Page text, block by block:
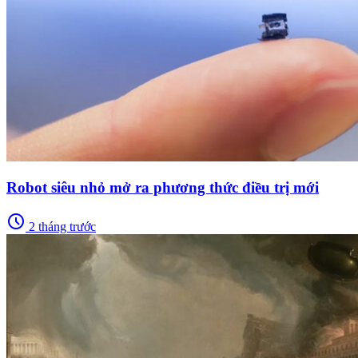
Robot siêu nhỏ mở ra phương thức điều trị mới
schedule 2 tháng trước